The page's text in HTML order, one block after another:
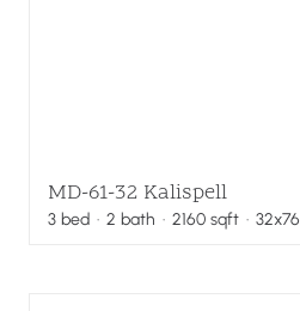
MD-61-32 Kalispell
3 bed · 2 bath · 2160 sqft· 32x76